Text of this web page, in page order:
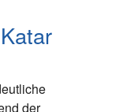
der